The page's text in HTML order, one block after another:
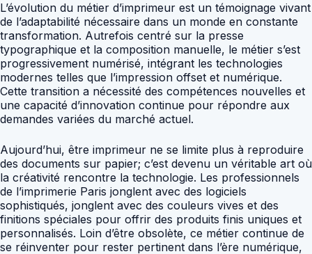
L’évolution du métier d’imprimeur est un témoignage vivant
de l’adaptabilité nécessaire dans un monde en constante
transformation. Autrefois centré sur la presse
typographique et la composition manuelle, le métier s’est
progressivement numérisé, intégrant les technologies
modernes telles que l’impression offset et numérique.
Cette transition a nécessité des compétences nouvelles et
une capacité d’innovation continue pour répondre aux
demandes variées du marché actuel.
Aujourd’hui, être imprimeur ne se limite plus à reproduire
des documents sur papier; c’est devenu un véritable art où
la créativité rencontre la technologie. Les professionnels
de l’imprimerie Paris jonglent avec des logiciels
sophistiqués, jonglent avec des couleurs vives et des
finitions spéciales pour offrir des produits finis uniques et
personnalisés. Loin d’être obsolète, ce métier continue de
se réinventer pour rester pertinent dans l’ère numérique,